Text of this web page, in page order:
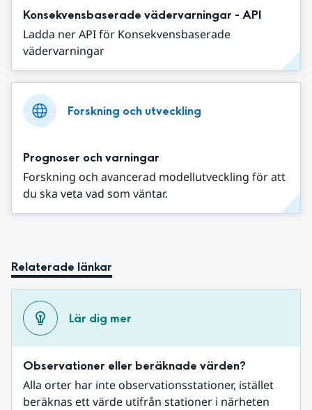
Konsekvensbaserade vädervarningar - API
Ladda ner API för Konsekvensbaserade
vädervarningar
Forskning och utveckling
Prognoser och varningar
Forskning och avancerad modellutveckling för att
du ska veta vad som väntar.
Relaterade länkar
Lär dig mer
Observationer eller beräknade värden?
Alla orter har inte observationsstationer, istället
beräknas ett värde utifrån stationer i närheten